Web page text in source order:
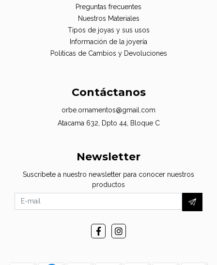
Preguntas frecuentes
Nuestros Materiales
Tipos de joyas y sus usos
Información de la joyería
Politicas de Cambios y Devoluciones
Contáctanos
orbe.ornamentos@gmail.com
Atacama 632, Dpto 44, Bloque C
Newsletter
Suscribete a nuestro newsletter para conocer nuestros
productos